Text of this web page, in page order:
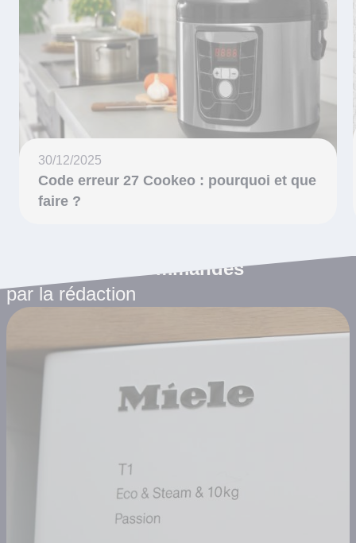
30/12/2025
Code erreur 27 Cookeo : pourquoi et que
faire ?
Les articles recommandés
par la rédaction